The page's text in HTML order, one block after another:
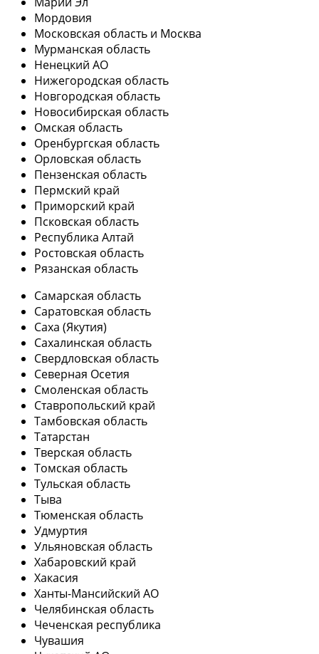
Мордовия
Московская область и Москва
Мурманская область
Ненецкий АО
Нижегородская область
Новгородская область
Новосибирская область
Омская область
Оренбургская область
Орловская область
Пензенская область
Пермский край
Приморский край
Псковская область
Республика Алтай
Ростовская область
Рязанская область
Самарская область
Саратовская область
Саха (Якутия)
Сахалинская область
Свердловская область
Северная Осетия
Смоленская область
Ставропольский край
Тамбовская область
Татарстан
Тверская область
Томская область
Тульская область
Тыва
Тюменская область
Удмуртия
Ульяновская область
Хабаровский край
Хакасия
Ханты-Мансийский АО
Челябинская область
Чеченская республика
Чувашия